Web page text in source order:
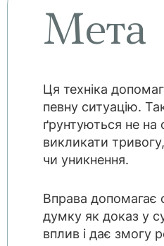
Мета
Ця техніка
певну ситуацію.
ґрунтуються не
викликати
чи уникнення.
Вправа допомагає
думку як доказ у
вплив і дає змогу